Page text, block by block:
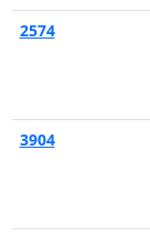
2574
3904